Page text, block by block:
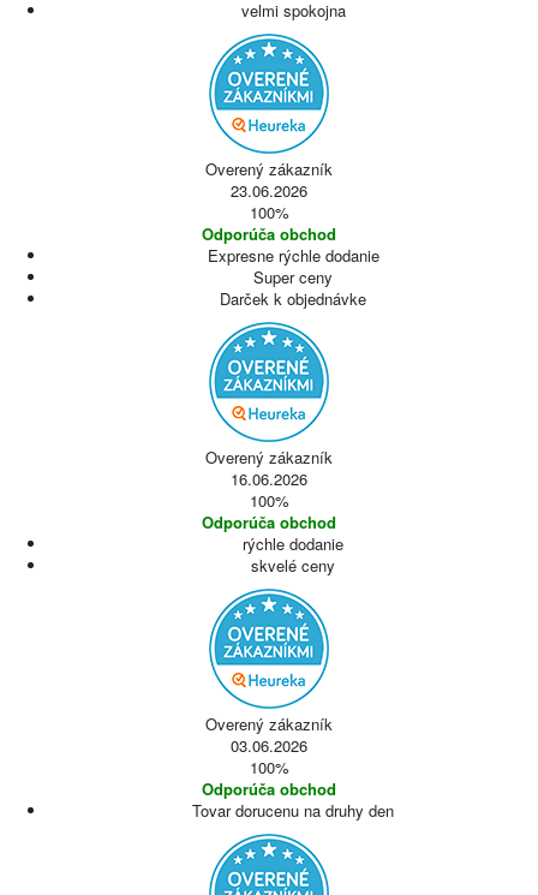
velmi spokojna
Overený zákazník
23.06.2026
100%
Odporúča obchod
Expresne rýchle dodanie
Super ceny
Darček k objednávke
Overený zákazník
16.06.2026
100%
Odporúča obchod
rýchle dodanie
skvelé ceny
Overený zákazník
03.06.2026
100%
Odporúča obchod
Tovar dorucenu na druhy den